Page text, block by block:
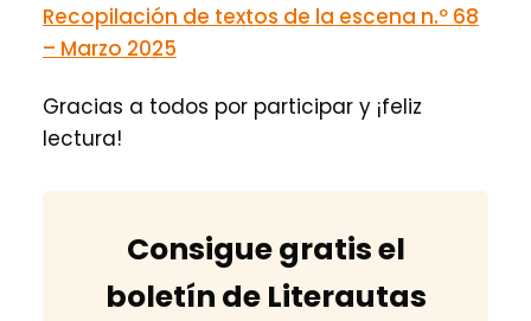
Recopilación de textos de la escena n.º 68
– Marzo 2025
Gracias a todos por participar y ¡feliz
lectura!
Consigue gratis el
boletín de Literautas